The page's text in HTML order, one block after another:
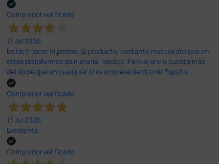
Comprador verificado
13 Jul 2026
Es fácil hacer el pedido. El producto, bastante mas barato que en
otras plataformas de material médico. Pero el envío cuesta más
del doble que en cualquier otra empresa dentro de España.
Comprador verificado
13 Jul 2026
Excelente
Comprador verificado